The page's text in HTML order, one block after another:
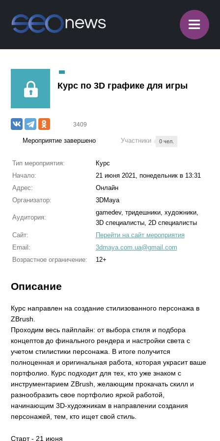
≡
Курс по 3D графике для игры
3409
Мероприятие завершено Участники 0 чел.
Тип мероприятия:
Курс
Начало:
21 июня 2021, понедельник в 13:31
Адрес:
Онлайн
Организатор:
3DMaya
Аудитория:
gamedev, тридешники, художники,
3D специалисты, 2D специалисты
Сайт:
Перейти на сайт мероприятия
Email:
3dmaya.com.ua@gmail.com
Возрастное ограничение:
12+
Описание
Курс направлен на создание стилизованного персонажа в
ZBrush.
Проходим весь пайплайн: от выбора стиля и подбора
концептов до финального рендера и настройки света с
учетом стилистики персонажа. В итоге получится
полноценная и оригинальная работа, которая украсит ваше
портфолио. Курс подходит для тех, кто уже знаком с
инструментарием ZBrush, желающим прокачать скилл и
разнообразить свое портфолио яркой работой,
начинающим 3D-художникам в направлении создания
персонажей, тем, кто ищет свой стиль.
Старт - 21 июня